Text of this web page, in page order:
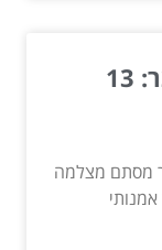
חשיפת אומנות צילום המוצר: 13
מסתם מצלמה